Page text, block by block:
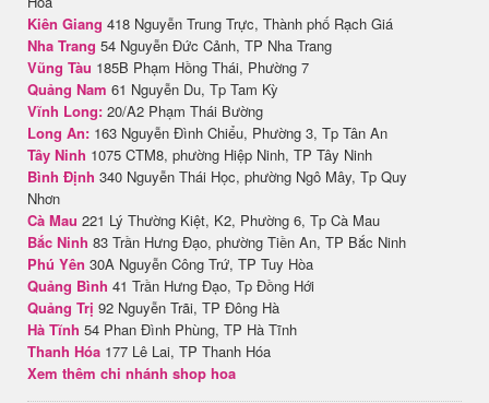
Kiên Giang 418 Nguyễn Trung Trực, Thành phố Rạch Giá
Nha Trang 54 Nguyễn Đức Cảnh, TP Nha Trang
Vũng Tàu 185B Phạm Hồng Thái, Phường 7
Quảng Nam 61 Nguyễn Du, Tp Tam Kỳ
Vĩnh Long: 20/A2 Phạm Thái Bường
Long An: 163 Nguyễn Đình Chiểu, Phường 3, Tp Tân An
Tây Ninh 1075 CTM8, phường Hiệp Ninh, TP Tây Ninh
Bình Định 340 Nguyễn Thái Học, phường Ngô Mây, Tp Quy
Nhơn
Cà Mau 221 Lý Thường Kiệt, K2, Phường 6, Tp Cà Mau
Bắc Ninh 83 Trần Hưng Đạo, phường Tiền An, TP Bắc Ninh
Phú Yên 30A Nguyễn Công Trứ, TP Tuy Hòa
Quảng Bình 41 Trần Hưng Đạo, Tp Đồng Hới
Quảng Trị 92 Nguyễn Trãi, TP Đông Hà
Hà Tĩnh 54 Phan Đình Phùng, TP Hà Tĩnh
Thanh Hóa 177 Lê Lai, TP Thanh Hóa
Xem thêm chi nhánh shop hoa